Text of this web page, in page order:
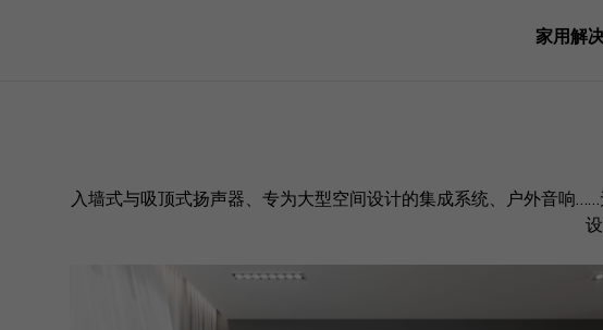
家用解
入墙式与吸顶式扬声器、专为大型空间设计的集成系统、户外音响